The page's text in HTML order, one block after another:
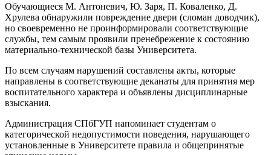
Обучающиеся М. Антоневич, Ю. Заря, П. Коваленко, Д.
Хрулева обнаружили повреждение двери (сломан доводчик),
но своевременно не проинформировали соответствующие
службы, тем самым проявили пренебрежение к состоянию
материально-технической базы Университета.
По всем случаям нарушений составлены акты, которые
направлены в соответствующие деканаты для принятия мер
воспитательного характера и объявлены дисциплинарные
взыскания.
Администрация СПбГУП напоминает студентам о
категорической недопустимости поведения, нарушающего
установленные в Университете правила и общепринятые